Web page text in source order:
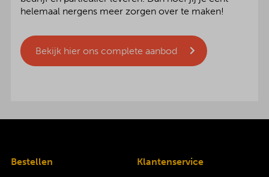
helemaal nergens meer zorgen over te maken!
Bekijk hier ons complete aanbod
Bestellen
Klantenservice